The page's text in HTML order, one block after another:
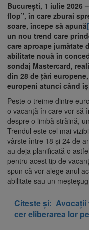
București, 1 iulie 2026
flop”, în care zburai
soare, începe să apună
un nou trend care
care aproape jumătate
abilitate nouă în
sondaj Mastercard,
din 28 de țări
europeni atunci când
Peste o treime dintre
o vacanță în care vor să
despre o limbă străină,
Trendul este cel mai
vârste între 18 și 24 de
au deja planificată o
pentru acest tip de
spun că vor alege anul
abilitate sau un
Citeste și: Avocații
cer eliberarea lor